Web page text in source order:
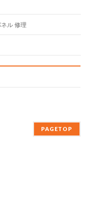
ル 修理
PAGETOP